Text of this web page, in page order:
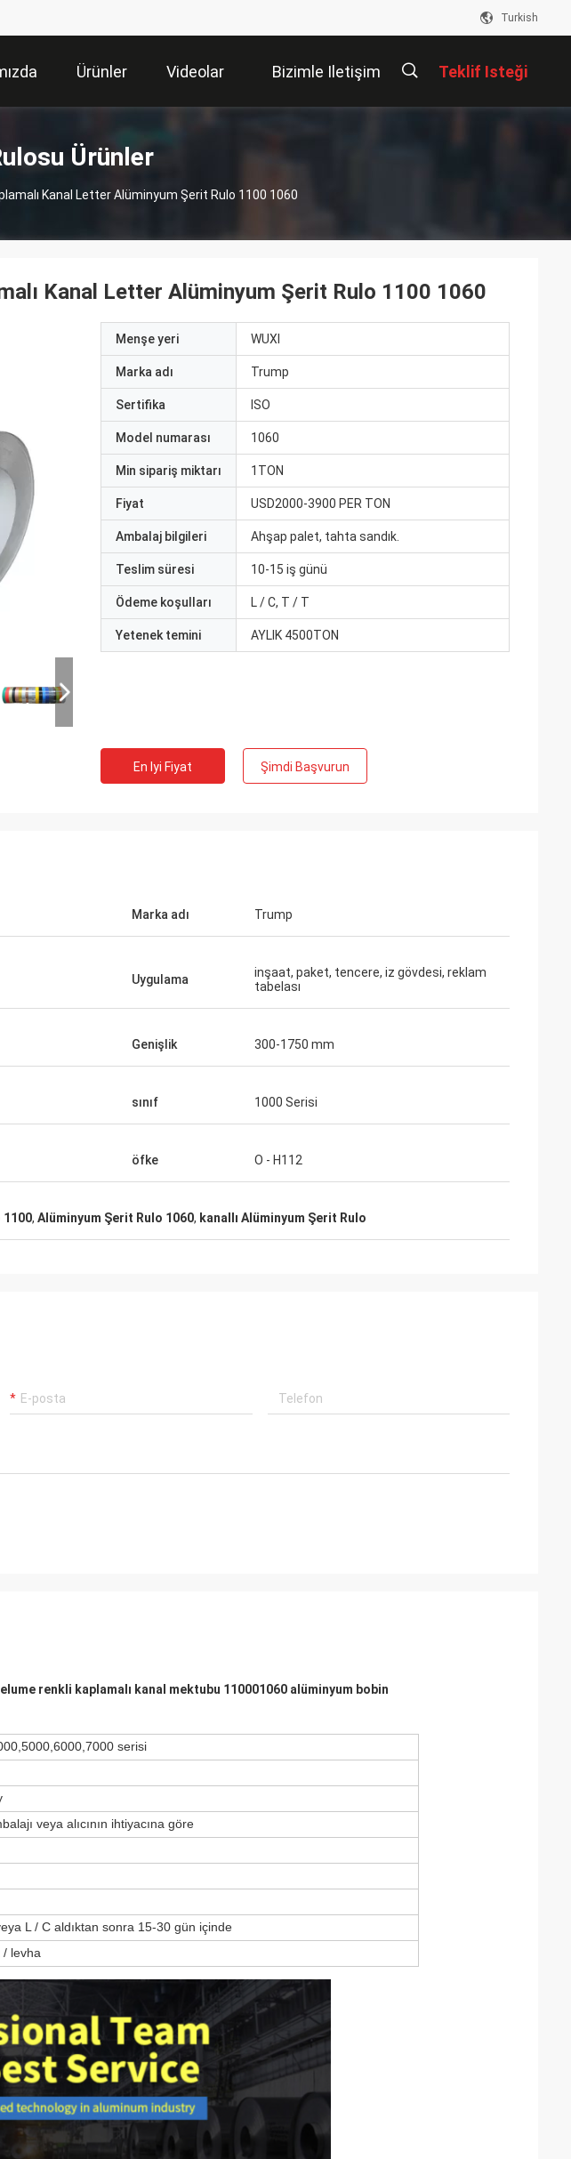
Turkish
Ürünler Videolar Bizimle Iletişim Teklif Isteği
Ürünler
Kanal Letter Alüminyum Şerit Rulo 1100 1060
Kanal Letter Alüminyum Şerit Rulo 1100 1060
Menşe yeri WUXI
Marka adı Trump
Sertifika ISO
Model numarası 1060
Min sipariş miktarı 1TON
Fiyat USD2000-3900 PER TON
Ambalaj bilgileri Ahşap palet, tahta sandık.
Teslim süresi 10-15 iş günü
Ödeme koşulları L / C, T / T
Yetenek temini AYLIK 4500TON
En Iyi Fiyat Şimdi Başvurun
Marka adı Trump
Uygulama
inşaat, paket, tencere, iz gövdesi, reklam
tabelası
Genişlik 300-1750 mm
sınıf 1000 Serisi
öfke O - H112
1100, Alüminyum Şerit Rulo 1060, kanallı Alüminyum Şerit Rulo
renkli kaplamalı kanal mektubu 110001060 alüminyum bobin
serisi
veya alıcının ihtiyacına göre
L / C aldıktan sonra 15-30 gün içinde
/ levha